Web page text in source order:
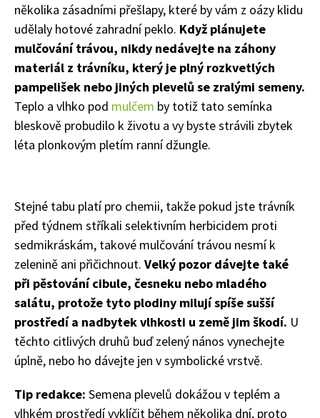
několika zásadními přešlapy, které by vám z oázy klidu
udělaly hotové zahradní peklo. Když plánujete
mulčování trávou, nikdy nedávejte na záhony
materiál z trávníku, který je plný rozkvetlých
pampelišek nebo jiných plevelů se zralými semeny.
Teplo a vlhko pod mulčem by totiž tato semínka
bleskově probudilo k životu a vy byste strávili zbytek
léta plonkovým pletím ranní džungle.
Stejné tabu platí pro chemii, takže pokud jste trávník
před týdnem stříkali selektivním herbicidem proti
sedmikráskám, takové mulčování trávou nesmí k
zelenině ani přičichnout. Velký pozor dávejte také
při pěstování cibule, česneku nebo mladého
salátu, protože tyto plodiny milují spíše sušší
prostředí a nadbytek vlhkosti u země jim škodí. U
těchto citlivých druhů buď zelený nános vynechejte
úplně, nebo ho dávejte jen v symbolické vrstvě.
Tip redakce: Semena plevelů dokážou v teplém a
vlhkém prostředí vyklíčit během několika dní, proto